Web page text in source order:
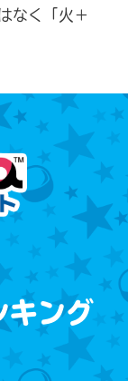
なく「火＋
キング